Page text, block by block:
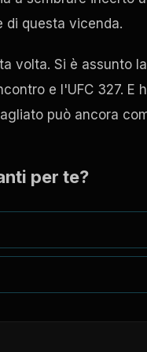
di questa vicenda.
volta. Si è assunto
e l'UFC 327.
può ancora
per te?